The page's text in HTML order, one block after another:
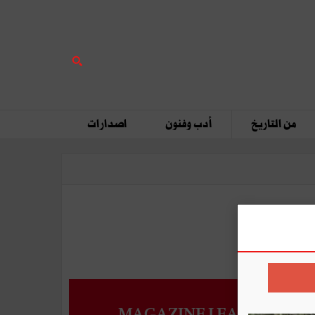
من التاريخ أدب وفنون اصدارات